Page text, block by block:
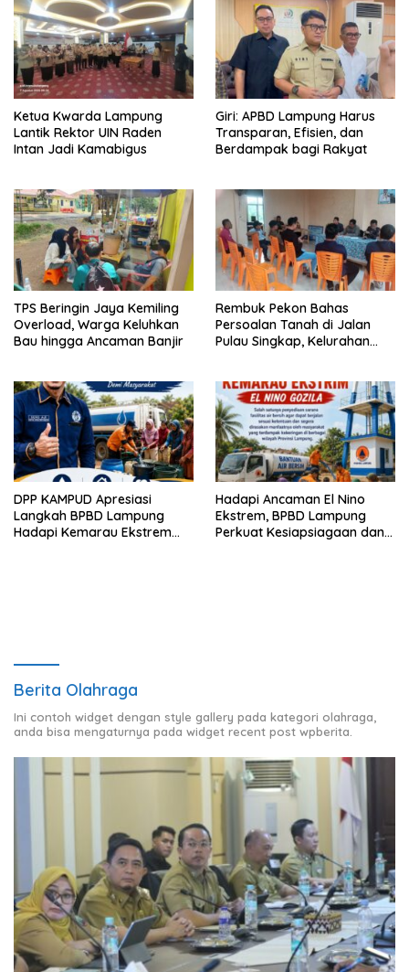
Ketua Kwarda Lampung
Lantik Rektor UIN Raden
Intan Jadi Kamabigus
Giri: APBD Lampung Harus
Transparan, Efisien, dan
Berdampak bagi Rakyat
TPS Beringin Jaya Kemiling
Overload, Warga Keluhkan
Bau hingga Ancaman Banjir
Rembuk Pekon Bahas
Persoalan Tanah di Jalan
Pulau Singkap, Kelurahan
DPP KAMPUD Apresiasi
Langkah BPBD Lampung
Hadapi Kemarau Ekstrem
Hadapi Ancaman El Nino
Ekstrem, BPBD Lampung
Perkuat Kesiapsiagaan dan
Berita Olahraga
Ini contoh widget dengan style gallery pada kategori olahraga,
anda bisa mengaturnya pada widget recent post wpberita.